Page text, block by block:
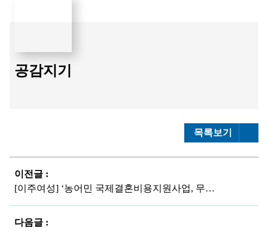
공감지기
목록보기
이전글 :
[이주여성] ‘농어민 국제결혼비용지원사업, 무엇이 문제인가‘ 토론회
다음글 :